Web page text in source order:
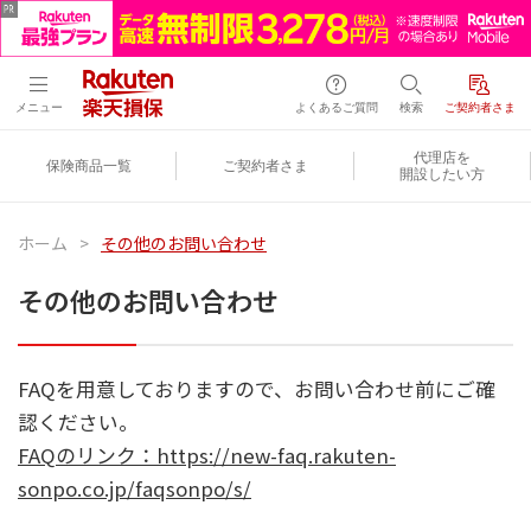
メニュー よくあるご質問 検索 ご契約者さま
保険商品一覧 ご契約者さま
代理店を
開設したい方
ホーム > その他のお問い合わせ
その他のお問い合わせ
FAQを用意しておりますので、お問い合わせ前にご確
認ください。
FAQのリンク：https://new-faq.rakuten-
sonpo.co.jp/faqsonpo/s/